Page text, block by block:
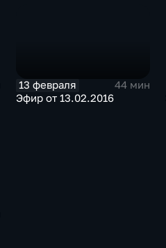
13 февраля
44 мин
Эфир от 13.02.2016